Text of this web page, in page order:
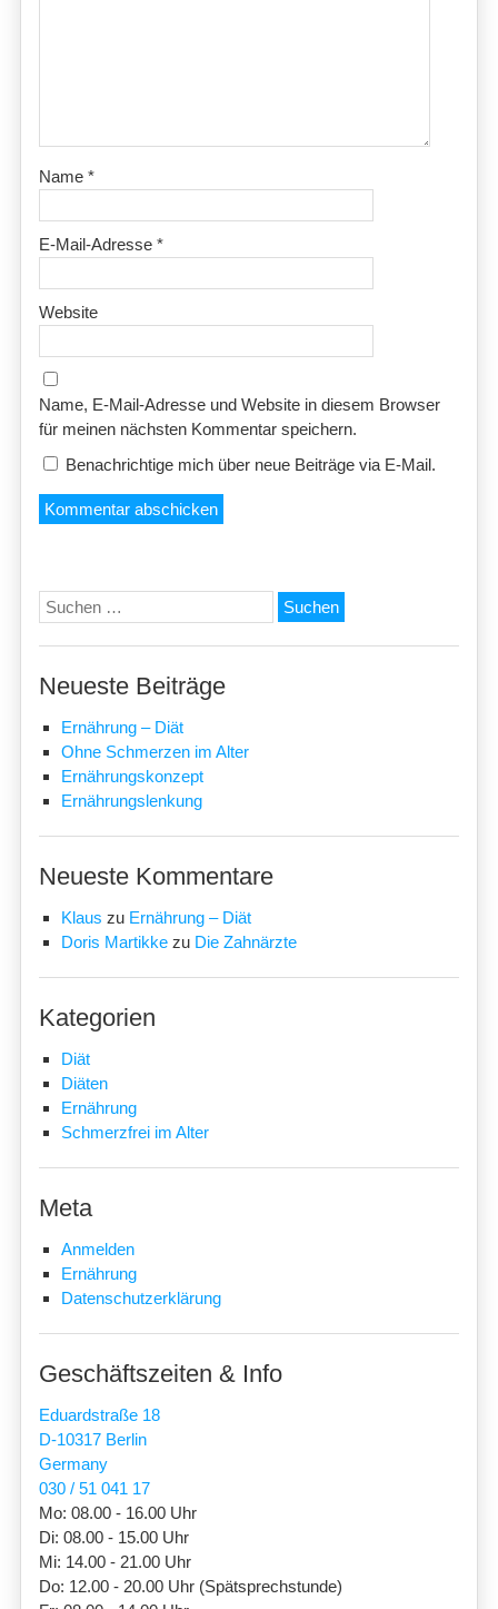
Name*
E-Mail-Adresse*
Website
Name, E-Mail-Adresse und Website in diesem Browser
für meinen nächsten Kommentar speichern.
Benachrichtige mich über neue Beiträge via E-Mail.
Suchen
nach:
Neueste Beiträge
Ernährung – Diät
Ohne Schmerzen im Alter
Ernährungskonzept
Ernährungslenkung
Neueste Kommentare
Klaus zu Ernährung – Diät
Doris Martikke zu Die Zahnärzte
Kategorien
Diät
Diäten
Ernährung
Schmerzfrei im Alter
Meta
Anmelden
Ernährung
Datenschutzerklärung
Geschäftszeiten & Info
Eduardstraße 18
D-10317 Berlin
Germany
030 / 51 041 17
Mo: 08.00 - 16.00 Uhr
Di: 08.00 - 15.00 Uhr
Mi: 14.00 - 21.00 Uhr
Do: 12.00 - 20.00 Uhr (Spätsprechstunde)